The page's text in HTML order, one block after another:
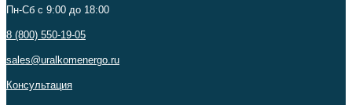
Пн-Сб c 9:00 до 18:00
8 (800) 550-19-05
sales@uralkomenergo.ru
Консультация